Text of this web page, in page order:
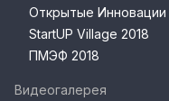
Открытые Инновации
StartUP Village 2018
ПМЭФ 2018
Видеогалерея